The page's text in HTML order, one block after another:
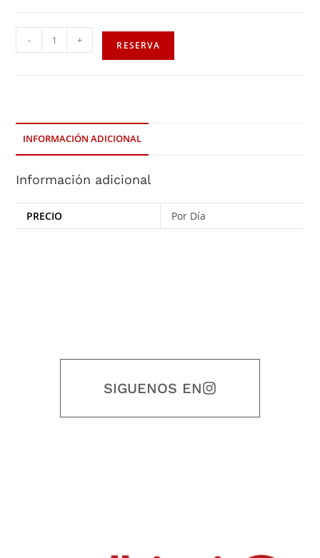
- + RESERVA
INFORMACIÓN ADICIONAL
Información adicional
PRECIO Por Día
SIGUENOS EN